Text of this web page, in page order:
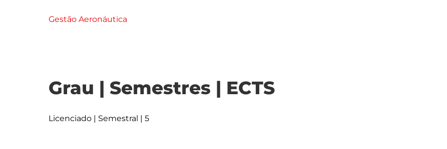
Gestão Aeronáutica
Grau | Semestres | ECTS
Licenciado | Semestral | 5